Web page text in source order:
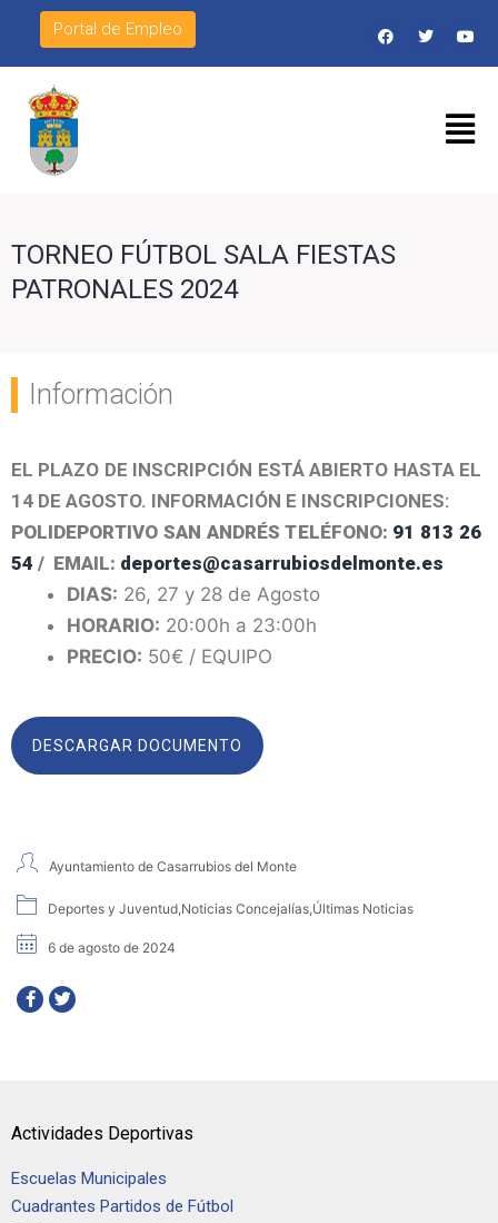
Portal de Empleo
TORNEO FÚTBOL SALA FIESTAS
PATRONALES 2024
Información
EL PLAZO DE INSCRIPCIÓN ESTÁ ABIERTO HASTA EL
14 DE AGOSTO. INFORMACIÓN E INSCRIPCIONES:
POLIDEPORTIVO SAN ANDRÉS TELÉFONO: 91 813 26
54 / EMAIL: deportes@casarrubiosdelmonte.es
DIAS: 26, 27 y 28 de Agosto
HORARIO: 20:00h a 23:00h
PRECIO: 50€ / EQUIPO
DESCARGAR DOCUMENTO
Ayuntamiento de Casarrubios del Monte
Deportes y Juventud,Noticias Concejalías,Últimas Noticias
6 de agosto de 2024
Actividades Deportivas
Escuelas Municipales
Cuadrantes Partidos de Fútbol